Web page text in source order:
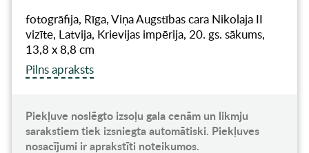
fotogrāfija, Rīga, Viņa Augstības cara Nikolaja II
vizīte, Latvija, Krievijas impērija, 20. gs. sākums,
13,8 x 8,8 cm
Pilns apraksts
Piekļuve noslēgto izsoļu gala cenām un likmju
sarakstiem tiek izsniegta automātiski. Piekļuves
nosacījumi ir aprakstīti noteikumos.